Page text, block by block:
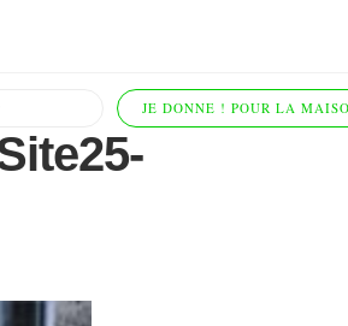
JE DONNE ! POUR LA